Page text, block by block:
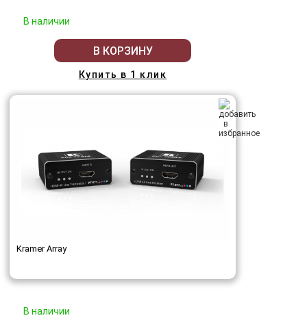
В наличии
В КОРЗИНУ
Купить в 1 клик
Kramer Array
В наличии